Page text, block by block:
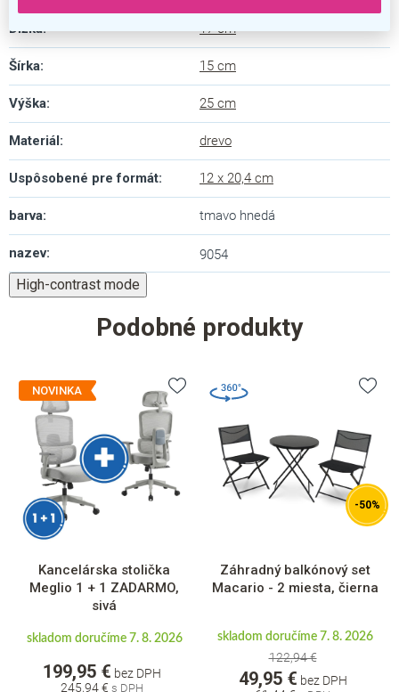
Dĺžka: 17 cm
Šírka: 15 cm
Výška: 25 cm
Materiál: drevo
Uspôsobené pre formát: 12 x 20,4 cm
barva: tmavo hnedá
nazev: 9054
High-contrast mode
Podobné produkty
NOVINKA
Kancelárska stolička
Meglio 1 + 1 ZADARMO,
sivá
skladom doručíme 7. 8. 2026
245,94 €
199,95 € bez DPH
-50%
Záhradný balkónový set
Macario - 2 miesta, čierna
skladom doručíme 7. 8. 2026
122,94 €
49,95 € bez DPH